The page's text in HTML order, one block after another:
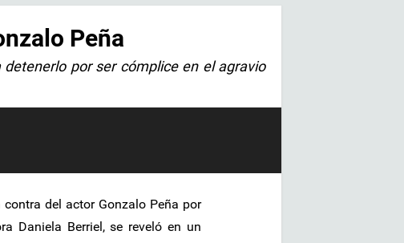
Peña
por ser cómplice en el agravio
del actor Gonzalo Peña por
Daniela Berriel, se reveló en un